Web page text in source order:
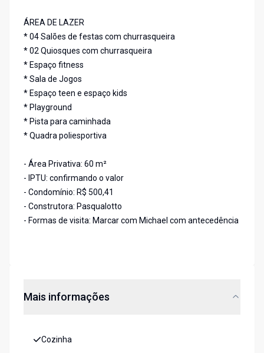
ÁREA DE LAZER
* 04 Salões de festas com churrasqueira
* 02 Quiosques com churrasqueira
* Espaço fitness
* Sala de Jogos
* Espaço teen e espaço kids
* Playground
* Pista para caminhada
* Quadra poliesportiva
- Área Privativa: 60 m²
- IPTU: confirmando o valor
- Condomínio: R$ 500,41
- Construtora: Pasqualotto
- Formas de visita: Marcar com Michael com antecedência
Mais informações
Cozinha